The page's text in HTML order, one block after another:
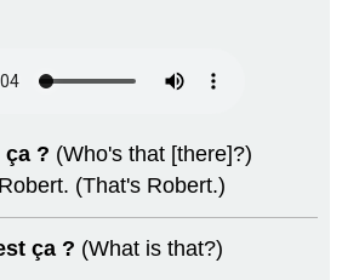
ça ? (Who's that [there]?)
Robert. (That's Robert.)
ça ? (What is that?)